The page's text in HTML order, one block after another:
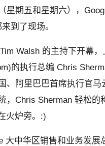
星期五和星期六），
到了现场。
Walsh 的主持下开幕
的执行总编 Chris
、阿里巴巴首席执行官
，Chris Sherman 轻松的
火炉旁。:)
中华区销售和业务发展